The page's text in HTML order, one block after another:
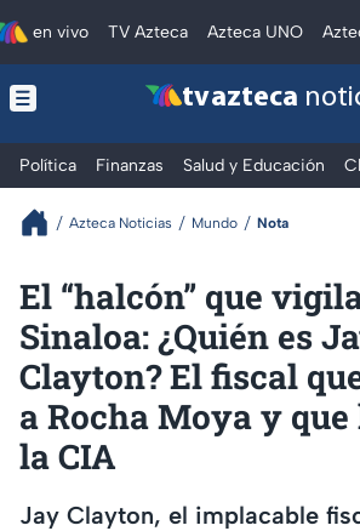
en vivo TV Azteca Azteca UNO
tv azteca
Política Finanzas Salud y Educación
Azteca Noticias Mundo Nota
El “halcón” que
Sinaloa: ¿Quién es
Clayton? El fiscal
a Rocha Moya y
la CIA
Jay Clayton, el implacable